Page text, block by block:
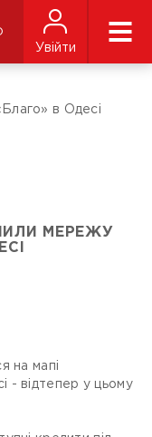
Увійти
в Одесі
МЕРЕЖУ
на мапі
- відтепер у цьому